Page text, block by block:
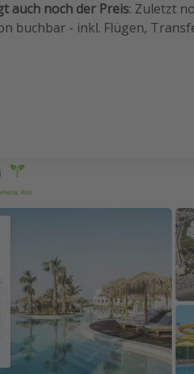
auch noch der Preis: Zuletzt
buchbar - inkl. Flügen,